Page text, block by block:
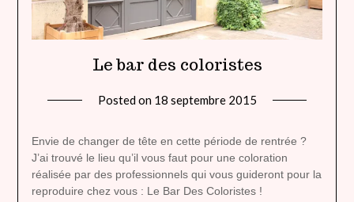
Le bar des coloristes
Posted on 18 septembre 2015
heavenly
Envie de changer de tête en cette période de rentrée ?
J’ai trouvé le lieu qu’il vous faut pour une coloration
réalisée par des professionnels qui vous guideront pour la
reproduire chez vous : Le Bar Des Coloristes !